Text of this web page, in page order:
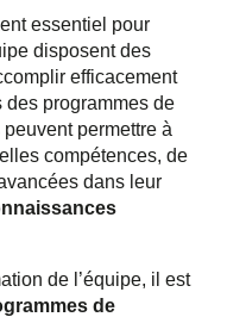
essentiel pour
disposent des
efficacement
des programmes de
permettre à
compétences, de
dans leur
de l’équipe, il est
de